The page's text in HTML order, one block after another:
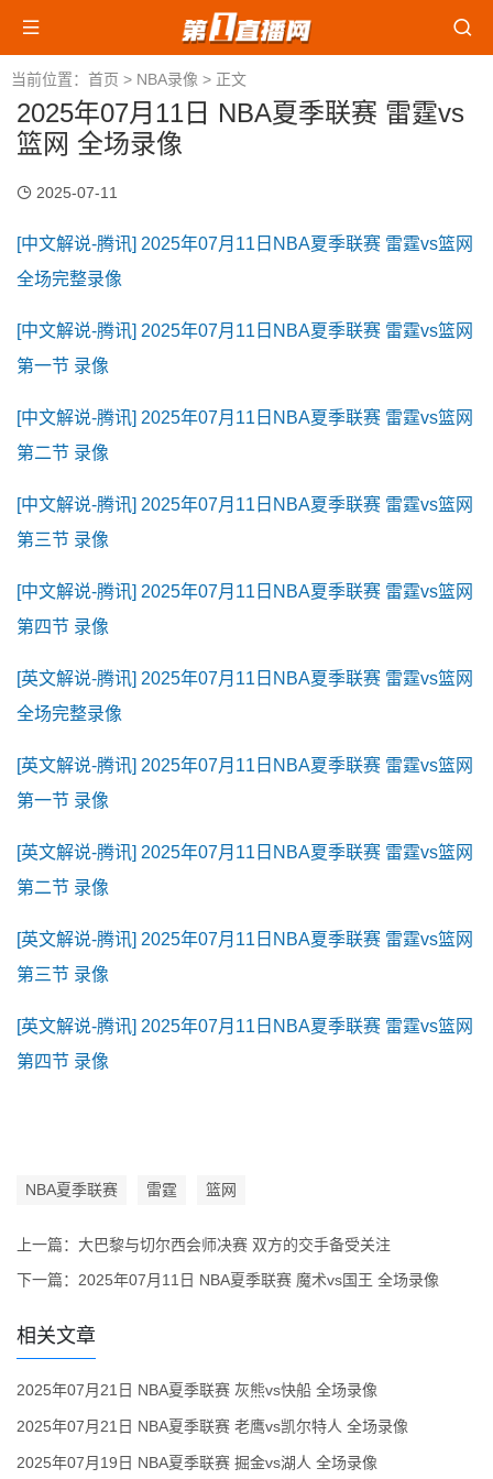
当前位置： 首页 > NBA录像 > 正文
2025年07月11日 NBA夏季联赛 雷霆vs
篮网 全场录像
2025-07-11
[中文解说-腾讯] 2025年07月11日NBA夏季联赛 雷霆vs篮网
全场完整录像
[中文解说-腾讯] 2025年07月11日NBA夏季联赛 雷霆vs篮网
第一节 录像
[中文解说-腾讯] 2025年07月11日NBA夏季联赛 雷霆vs篮网
第二节 录像
[中文解说-腾讯] 2025年07月11日NBA夏季联赛 雷霆vs篮网
第三节 录像
[中文解说-腾讯] 2025年07月11日NBA夏季联赛 雷霆vs篮网
第四节 录像
[英文解说-腾讯] 2025年07月11日NBA夏季联赛 雷霆vs篮网
全场完整录像
[英文解说-腾讯] 2025年07月11日NBA夏季联赛 雷霆vs篮网
第一节 录像
[英文解说-腾讯] 2025年07月11日NBA夏季联赛 雷霆vs篮网
第二节 录像
[英文解说-腾讯] 2025年07月11日NBA夏季联赛 雷霆vs篮网
第三节 录像
[英文解说-腾讯] 2025年07月11日NBA夏季联赛 雷霆vs篮网
第四节 录像
NBA夏季联赛 雷霆 篮网
上一篇： 大巴黎与切尔西会师决赛 双方的交手备受关注
下一篇： 2025年07月11日 NBA夏季联赛 魔术vs国王 全场录像
相关文章
2025年07月21日 NBA夏季联赛 灰熊vs快船 全场录像
2025年07月21日 NBA夏季联赛 老鹰vs凯尔特人 全场录像
2025年07月19日 NBA夏季联赛 掘金vs湖人 全场录像